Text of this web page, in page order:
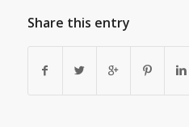
Share this entry